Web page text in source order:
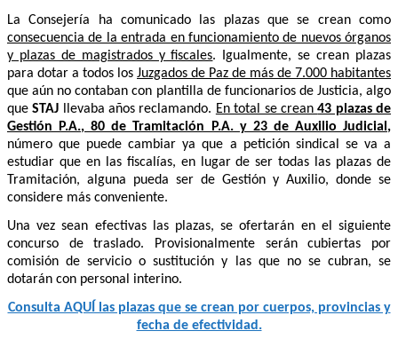
La Consejería ha comunicado las plazas que se crean como
consecuencia de la entrada en funcionamiento de nuevos órganos
y plazas de magistrados y fiscales. Igualmente, se crean plazas
para dotar a todos los Juzgados de Paz de más de 7.000 habitantes
que aún no contaban con plantilla de funcionarios de Justicia, algo
queSTAJ llevaba años reclamando. En total se crean43 plazas de
Gestión P.A., 80 de Tramitación P.A. y 23 de Auxilio Judicial ,
número que puede cambiar ya que a petición sindical se va a
estudiar que en las fiscalías, en lugar de ser todas las plazas de
Tramitación, alguna pueda ser de Gestión y Auxilio, donde se
considere más conveniente.
Una vez sean efectivas las plazas, se ofertarán en el siguiente
concurso de traslado. Provisionalmente serán cubiertas por
comisión de servicio o sustitución y las que no se cubran, se
dotarán con personal interino.
Consulta AQUÍ las plazas que se crean por cuerpos, provincias y
fecha de efectividad.